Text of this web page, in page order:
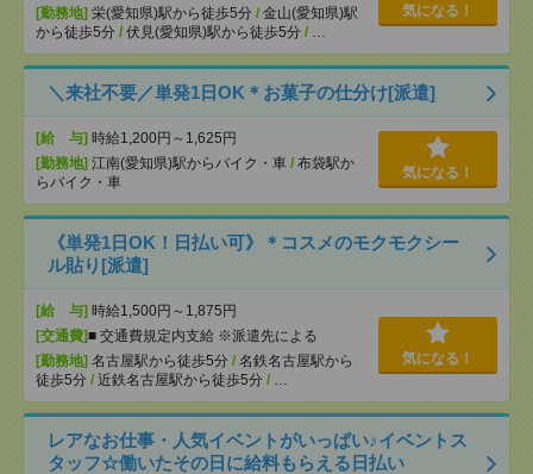
[勤務地] 栄(愛知県)駅から徒歩5分 / 金山(愛知県)駅
から徒歩5分 / 伏見(愛知県)駅から徒歩5分 / …
気になる！
＼来社不要／単発1日OK＊お菓子の仕分け[派遣]
[給 与] 時給1,200円～1,625円
[勤務地] 江南(愛知県)駅からバイク・車 / 布袋駅か
らバイク・車
気になる！
《単発1日OK！日払い可》＊コスメのモクモクシー
ル貼り[派遣]
[給 与] 時給1,500円～1,875円
[交通費]■ 交通費規定内支給 ※派遣先による
[勤務地] 名古屋駅から徒歩5分 / 名鉄名古屋駅から
徒歩5分 / 近鉄名古屋駅から徒歩5分 / …
気になる！
レアなお仕事・人気イベントがいっぱい♪イベントス
タッフ☆働いたその日に給料もらえる日払い